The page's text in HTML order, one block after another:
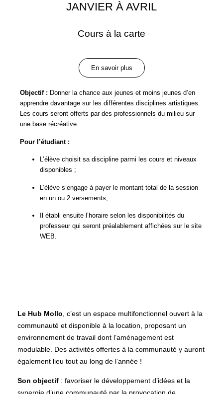
JANVIER À AVRIL
Cours à la carte
En savoir plus
Objectif : Donner la chance aux jeunes et moins jeunes d’en
apprendre davantage sur les différentes disciplines artistiques.
Les cours seront offerts par des professionnels du milieu sur
une base récréative.
Pour l’étudiant :
L’élève choisit sa discipline parmi les cours et niveaux
disponibles ;
L’élève s’engage à payer le montant total de la session
en un ou 2 versements;
Il établi ensuite l’horaire selon les disponibilités du
professeur qui seront préalablement affichées sur le site
WEB.
Le Hub Mollo, c’est un espace multifonctionnel ouvert à la
communauté et disponible à la location, proposant un
environnement de travail dont l’aménagement est
modulable. Des activités offertes à la communauté y auront
également lieu tout au long de l’année !
Son objectif : favoriser le développement d’idées et la
synergie d’une communauté par la provocation de